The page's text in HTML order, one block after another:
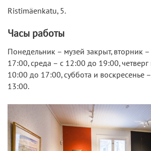
Ristimäenkatu, 5.
Часы работы
Понедельник – музей закрыт, вторник
17:00, среда – с 12:00 до 19:00,
10:00 до 17:00, суббота и воскресенье
13:00.